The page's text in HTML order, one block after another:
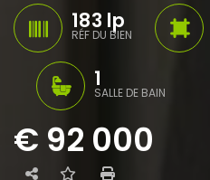
183 lp
RÉF DU BIEN
1
SALLE DE BAIN
€ 92 000